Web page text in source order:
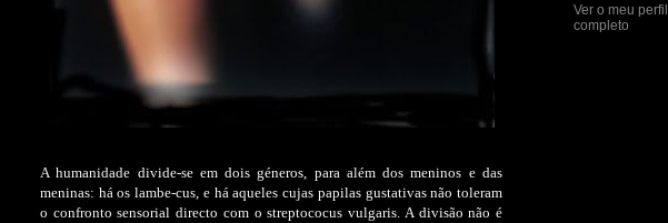
A humanidade divide-se em dois géneros, para além dos meninos e das
meninas: há os lambe-cus, e há aqueles cujas papilas gustativas não toleram
o confronto sensorial directo com o streptococus vulgaris. A divisão não é
Ver o meu perfil
completo